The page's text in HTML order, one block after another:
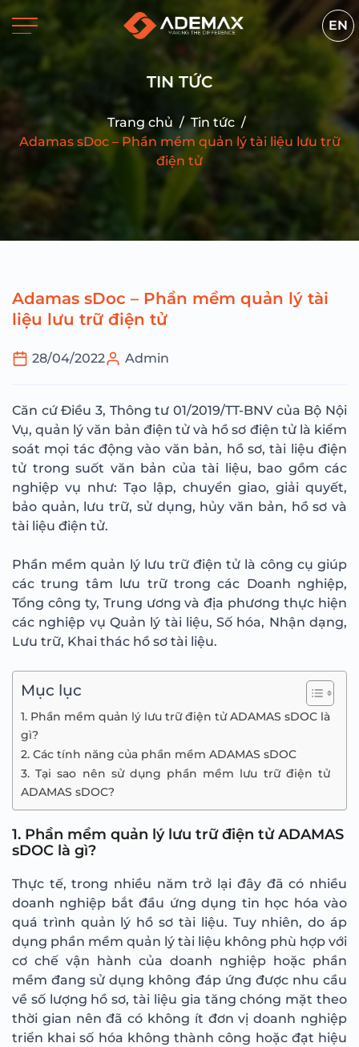
EN
TIN TỨC
Trang chủ / Tin tức /
Adamas sDoc – Phần mềm quản lý tài liệu lưu trữ
điện tử
Adamas sDoc – Phần mềm quản lý tài
liệu lưu trữ điện tử
28/04/2022 Admin
Căn cứ Điều 3, Thông tư 01/2019/TT-BNV của Bộ Nội
Vụ, quản lý văn bản điện tử và hồ sơ điện tử là kiểm
soát mọi tác động vào văn bản, hồ sơ, tài liệu điện
tử trong suốt văn bản của tài liệu, bao gồm các
nghiệp vụ như: Tạo lập, chuyển giao, giải quyết,
bảo quản, lưu trữ, sử dụng, hủy văn bản, hồ sơ và
tài liệu điện tử.
Phần mềm quản lý lưu trữ điện tử là công cụ giúp
các trung tâm lưu trữ trong các Doanh nghiệp,
Tổng công ty, Trung ương và địa phương thực hiện
các nghiệp vụ Quản lý tài liệu, Số hóa, Nhận dạng,
Lưu trữ, Khai thác hồ sơ tài liệu.
Mục lục
1. Phần mềm quản lý lưu trữ điện tử ADAMAS sDOC là
gì?
2. Các tính năng của phần mềm ADAMAS sDOC
3. Tại sao nên sử dụng phần mềm lưu trữ điện tử
ADAMAS sDOC?
1. Phần mềm quản lý lưu trữ điện tử ADAMAS
sDOC là gì?
Thực tế, trong nhiều năm trở lại đây đã có nhiều
doanh nghiệp bắt đầu ứng dụng tin học hóa vào
quá trình quản lý hồ sơ tài liệu. Tuy nhiên, do áp
dụng phần mềm quản lý tài liệu không phù hợp với
cơ chế vận hành của doanh nghiệp hoặc phần
mềm đang sử dụng không đáp ứng được nhu cầu
về số lượng hồ sơ, tài liệu gia tăng chóng mặt theo
thời gian nên đã có không ít đơn vị doanh nghiệp
triển khai số hóa không thành công hoặc đạt hiệu